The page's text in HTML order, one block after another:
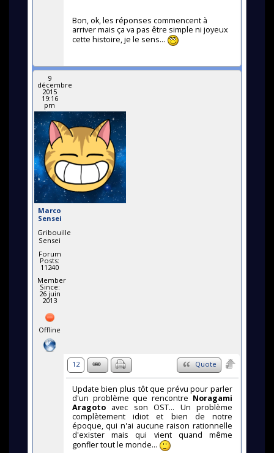
Bon, ok, les réponses commencent à
arriver mais ça va pas être simple ni joyeux
cette histoire, je le sens...
9
décembre
2015
19:16
pm
Marco
Sensei
Gribouille
Sensei
Forum
Posts:
11240
Member
Since:
26 juin
2013
Offline
12 Quote
Update bien plus tôt que prévu pour parler
d'un problème que rencontre Noragami
Aragotoavec son OST... Un problème
complètement idiot et bien de notre
époque, qui n'ai aucune raison rationnelle
d'exister mais qui vient quand même
gonfler tout le monde...